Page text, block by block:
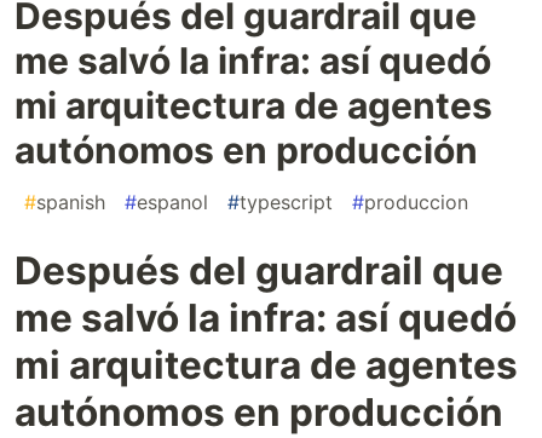
Después del guardrail que
me salvó la infra: así quedó
mi arquitectura de agentes
autónomos en producción
#spanish #espanol #typescript #produccion
Después del guardrail que
me salvó la infra: así quedó
mi arquitectura de agentes
autónomos en producción